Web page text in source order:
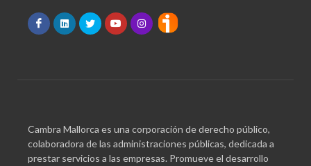
Cambra Mallorca es una corporación de derecho público,
colaboradora de las administraciones públicas, dedicada a
prestar servicios a las empresas. Promueve el desarrollo